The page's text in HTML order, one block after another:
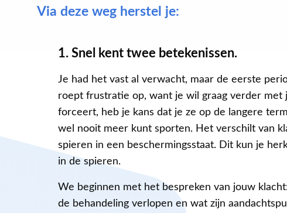
Via deze weg herstel je:
1. Snel kent twee betekenissen.
Je had het vast al verwacht, maar de eerste
roept frustratie op, want je wil graag verder met
forceert, heb je kans dat je ze op de langere
wel nooit meer kunt sporten. Het verschilt van
spieren in een beschermingsstaat. Dit kun je
in de spieren.
We beginnen met het bespreken van jouw
de behandeling verlopen en wat zijn